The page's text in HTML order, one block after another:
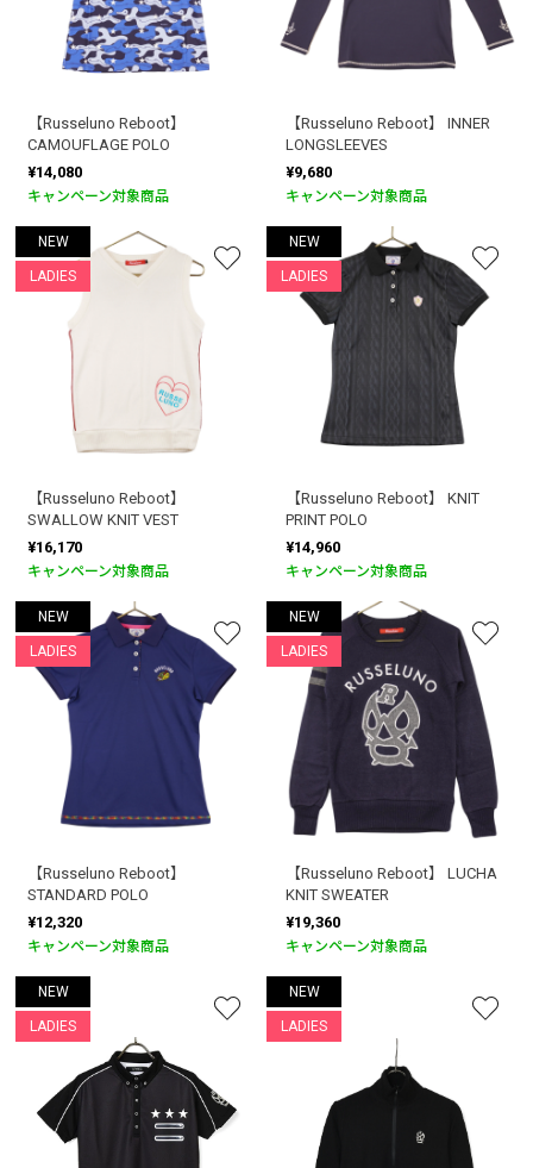
【Russeluno Reboot】
CAMOUFLAGE POLO
¥14,080
キャンペーン対象商品
【Russeluno Reboot】 INNER
LONGSLEEVES
¥9,680
キャンペーン対象商品
NEW
LADIES
【Russeluno Reboot】
SWALLOW KNIT VEST
¥16,170
キャンペーン対象商品
NEW
LADIES
【Russeluno Reboot】 KNIT
PRINT POLO
¥14,960
キャンペーン対象商品
NEW
LADIES
【Russeluno Reboot】
STANDARD POLO
¥12,320
キャンペーン対象商品
NEW
LADIES
【Russeluno Reboot】 LUCHA
KNIT SWEATER
¥19,360
キャンペーン対象商品
NEW
LADIES
NEW
LADIES